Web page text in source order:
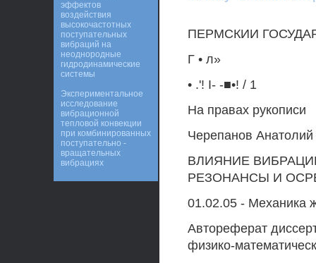
ПЕРМСКИИ
Г • л»
• .'! I- -■•! / 1
На правах рукописи
Черепанов
ВЛИЯНИЕ
РЕЗОНАНСЫ И
01.02.05 - Механика
Автореферат
физико-
эффектов
воздействия
высокочастотных
поступательных
вибраций на
неоднородные
гидродинамические
системы
Экспериментальное
исследование
вибрационной
тепловой конвекции
при комбинированных
поступательно -
вращательных
вибрациях